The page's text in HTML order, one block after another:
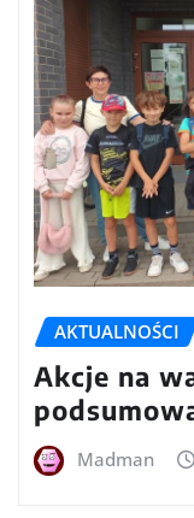
AKTUALNOŚCI
Akcje na
Madman